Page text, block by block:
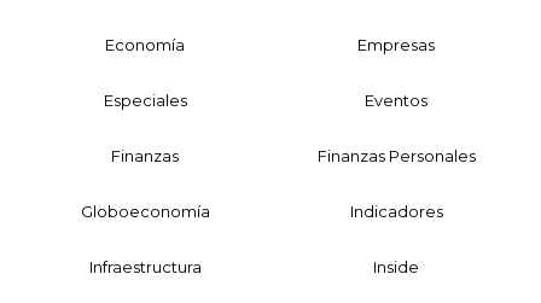
Economía Empresas
Especiales Eventos
Finanzas Finanzas Personales
Globoeconomía Indicadores
Infraestructura Inside